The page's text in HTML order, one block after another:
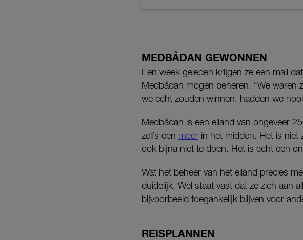
MEDBÅDAN GEWONNEN
Een week geleden krijgen ze een mail
Medbådan mogen beheren. “We waren
we echt zouden winnen, hadden we
Medbådan is een eiland van ongeveer
zelfs een meer in het midden. Het is niet
ook bijna niet te doen. Het is echt een
Wat het beheer van het eiland precies
duidelijk. Wel staat vast dat ze zich aan
bijvoorbeeld toegankelijk blijven voor
REISPLANNEN